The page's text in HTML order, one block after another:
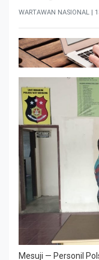
WARTAWAN NASIONAL |
Mesuji — Personil